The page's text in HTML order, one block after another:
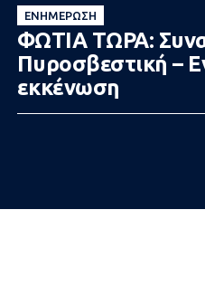
ΕΝΗΜΈΡΩΣΗ
ΦΩΤΙΑ ΤΩΡΑ:
Πυροσβεστική –
εκκένωση